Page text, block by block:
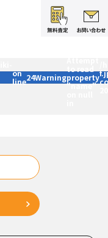
on
line24Warningproperty
"name"